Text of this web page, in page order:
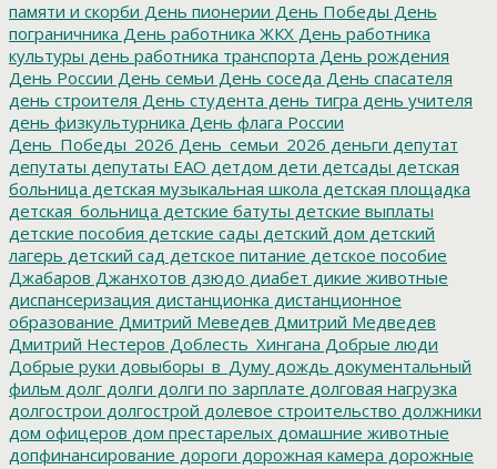
памяти и скорби День пионерии День Победы День
пограничника День работника ЖКХ День работника
культуры день работника транспорта День рождения
День России День семьи День соседа День спасателя
день строителя День студента день тигра день учителя
день физкультурника День флага России
День_Победы_2026 День_семьи_2026 деньги депутат
депутаты депутаты ЕАО детдом дети детсады детская
больница детская музыкальная школа детская площадка
детская_больница детские батуты детские выплаты
детские пособия детские сады детский дом детский
лагерь детский сад детское питание детское пособие
Джабаров Джанхотов дзюдо диабет дикие животные
диспансеризация дистанционка дистанционное
образование Дмитрий Меведев Дмитрий Медведев
Дмитрий Нестеров Доблесть_Хингана Добрые люди
Добрые руки довыборы_в_Думу дождь документальный
фильм долг долги долги по зарплате долговая нагрузка
долгострои долгострой долевое строительство должники
дом офицеров дом престарелых домашние животные
допфинансирование дороги дорожная камера дорожные